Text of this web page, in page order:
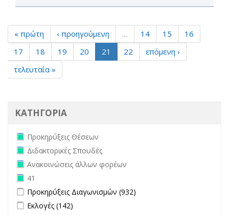
« πρώτη ‹ προηγούμενη … 14 15
16
17
18 19 20 21 22
επόμενη ›
τελευταία »
ΚΑΤΗΓΟΡΙΑ
Remove Προκηρύξεις Θέσεων filter
Προκηρύξεις Θέσεων
Remove Διδακτορικές Σπουδές filter
Διδακτορικές Σπουδές
Remove Ανακοινώσεις άλλων φορέων filter
Ανακοινώσεις άλλων φορέων
Remove 41 filter
41
Apply Προκηρύξεις Διαγωνισμών filter
Προκηρύξεις Διαγωνισμών (932)
Apply Εκλογές filter
Εκλογές (142)